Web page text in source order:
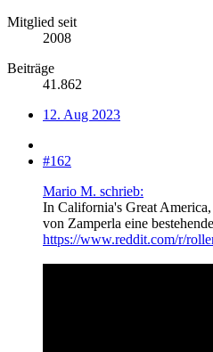
Mitglied seit
2008
Beiträge
41.862
12. Aug 2023
#162
Mario M. schrieb:
In California's Great
von Zamperla eine
https://www.reddit.com/r/